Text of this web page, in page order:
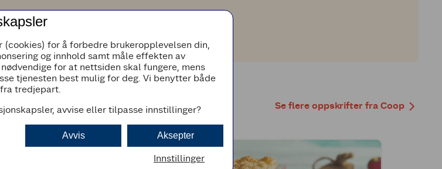
Se flere oppskrifter fra Coop
for å forbedre brukeropplevelsen din,
og innhold samt måle effekten av
for at nettsiden skal fungere, mens
tjenesten best mulig for deg. Vi benytter både
tredjepart.
avvise eller tilpasse innstillinger?
Aksepter
Avvis
Innstillinger